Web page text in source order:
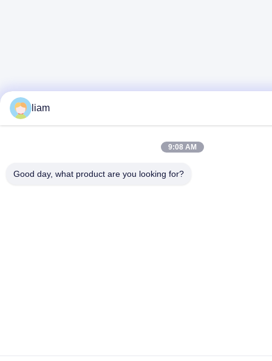
liam
9:08 AM
Good day, what product are you looking for?